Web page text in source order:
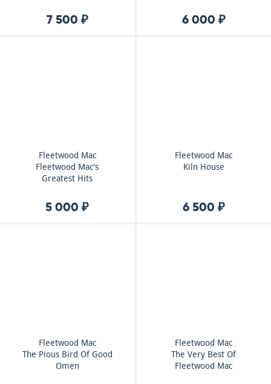
7 500 ₽ 6 000 ₽
Fleetwood Mac
Fleetwood Mac's
Greatest Hits
5 000 ₽
Fleetwood Mac
Kiln House
6 500 ₽
Fleetwood Mac
The Pious Bird Of Good
Omen
Fleetwood Mac
The Very Best Of
Fleetwood Mac